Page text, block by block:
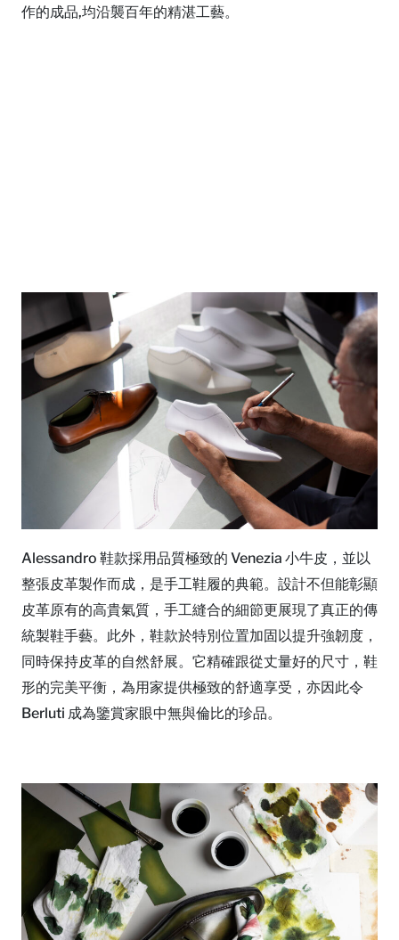
作的成品,均沿襲百年的精湛工藝。
Alessandro 鞋款採用品質極致的 Venezia 小牛皮，並以
整張皮革製作而成，是手工鞋履的典範。設計不但能彰顯
皮革原有的高貴氣質，手工縫合的細節更展現了真正的傳
統製鞋手藝。此外，鞋款於特別位置加固以提升強韌度，
同時保持皮革的自然舒展。它精確跟從丈量好的尺寸，鞋
形的完美平衡，為用家提供極致的舒適享受，亦因此令
Berluti 成為鑒賞家眼中無與倫比的珍品。